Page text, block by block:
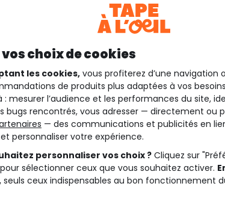
choix de cookies
les cookies, vous profiterez d’une navigation
de produits plus adaptées à vos
: mesurer l’audience et les performances du site,
bugs rencontrés, vous adresser — directement ou
— des communications et publicités en
personnaliser votre expérience.
personnaliser vos choix ? Cliquez sur
sélectionner ceux que vous souhaitez activer.
seuls ceux indispensables au bon fonctionnement